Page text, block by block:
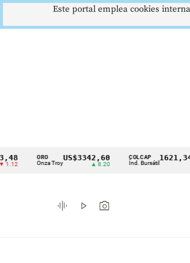
Cintillo
indicadores
económicos
ORO
Onza Troy
US$3342,60 COLCAP
Índ. Bursátil
1621,34 pts
graphic_eq play_arrow photo_camera
Este portal emplea cookies